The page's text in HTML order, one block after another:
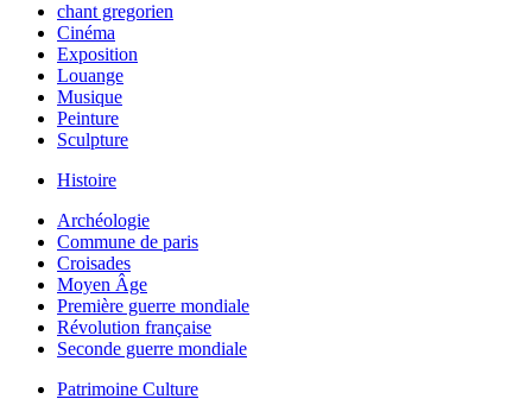
chant gregorien
Cinéma
Exposition
Louange
Musique
Peinture
Sculpture
Histoire
Archéologie
Commune de paris
Croisades
Moyen Âge
Première guerre mondiale
Révolution française
Seconde guerre mondiale
Patrimoine Culture